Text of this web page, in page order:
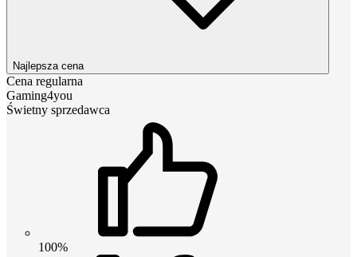
Najlepsza cena
Cena regularna
Gaming4you
Świetny sprzedawca
100%